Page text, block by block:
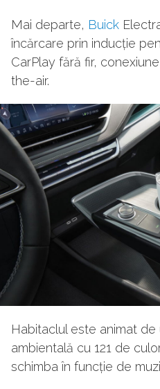
Mai departe, Buick
încărcare prin inducție
CarPlay fără fir,
the-air.
Habitaclul este animat
ambientală cu 121 de
schimba în funcție de